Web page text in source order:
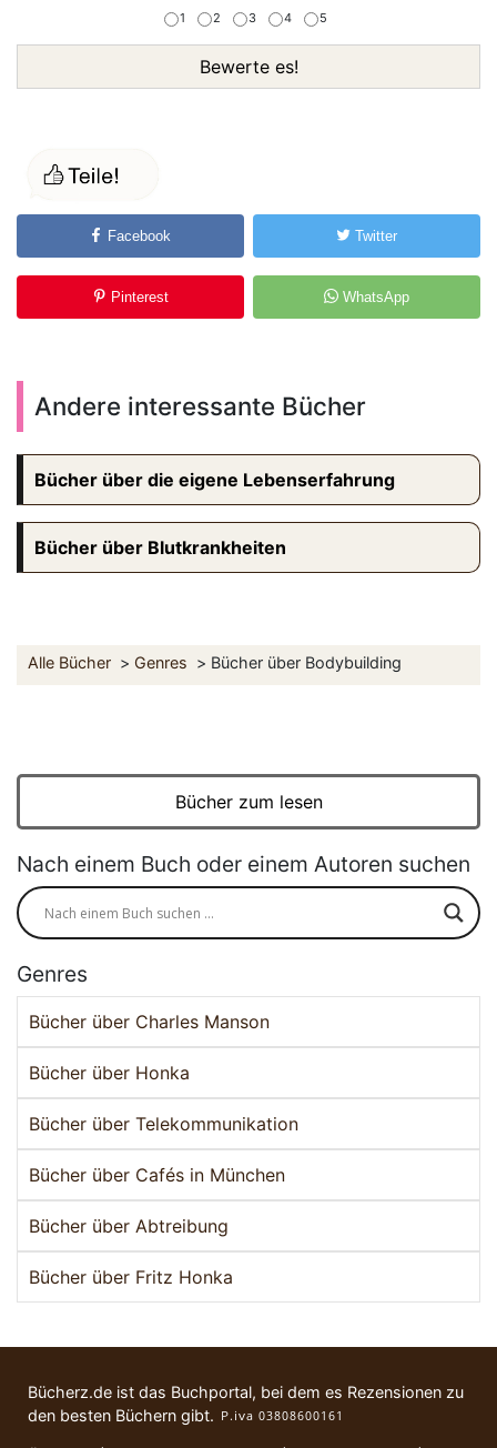
1 2 3 4 5
Bewerte es!
Facebook Twitter
Pinterest WhatsApp
Andere interessante Bücher
Bücher über die eigene Lebenserfahrung
Bücher über Blutkrankheiten
Alle Bücher Genres Bücher über Bodybuilding
Bücher zum lesen
Nach einem Buch oder einem Autoren suchen
Genres
Bücher über Charles Manson
Bücher über Honka
Bücher über Telekommunikation
Bücher über Cafés in München
Bücher über Abtreibung
Bücher über Fritz Honka
Bücherz.de ist das Buchportal, bei dem es Rezensionen zu
den besten Büchern gibt.